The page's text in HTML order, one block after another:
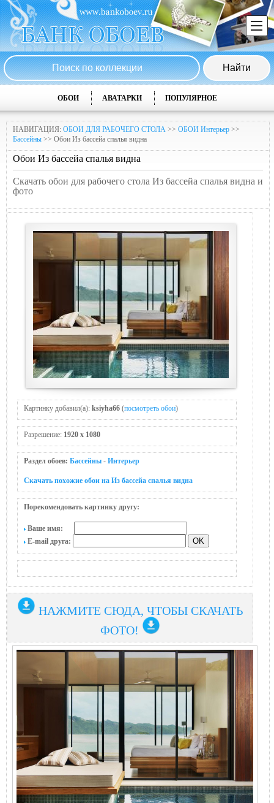
ОБОИ АВАТАРКИ ПОПУЛЯРНОЕ
НАВИГАЦИЯ: ОБОИ ДЛЯ РАБОЧЕГО СТОЛА >> ОБОИ Интерьер >>
Бассейны >> Обои Из бассейa спалья видна
Обои Из бассейa спалья видна
Скачать обои для рабочего стола Из бассейa спалья видна и
фото
Картинку добавил(а): ksiyha66 (посмотреть обои)
Разрешение: 1920 x 1080
Раздел обоев: Бассейны - Интерьер
Скачать похожие обои на Из бассейa спалья видна
Порекомендовать картинку другу:
Ваше имя:
E-mail друга:
НАЖМИТЕ СЮДА, ЧТОБЫ СКАЧАТЬ
ФОТО!